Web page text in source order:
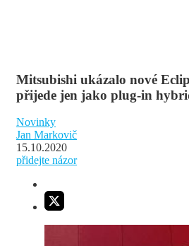
Mitsubishi ukázalo nové
přijede jen jako plug-in
Novinky
Jan Markovič
15.10.2020
přidejte názor